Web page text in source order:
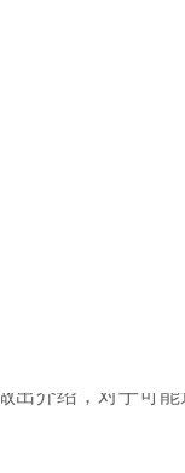
还是很大的，请
，降压相关的设
出介绍，对于可